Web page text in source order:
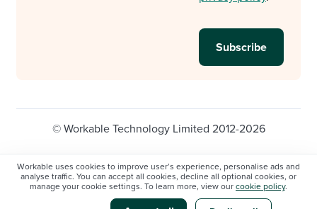
Workable uses cookies to improve user’s experience, personalise ads and
analyse traffic. You can accept all cookies, decline all optional cookies, or
manage your cookie settings. To learn more, view our cookie policy.
© Workable Technology Limited 2012-2026
Privacy policy
Cookie Settings
Do not sell/share my personal information